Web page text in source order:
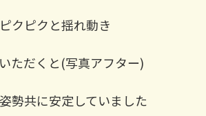
クピクと揺れ動き
ただくと(写真アフター)
勢共に安定していました